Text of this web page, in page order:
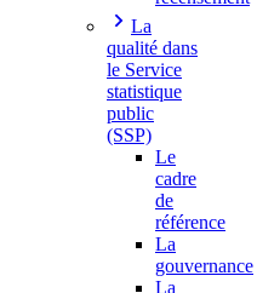
La
qualité dans
le Service
statistique
public
(SSP)
Le
cadre
de
référence
La
gouvernance
La